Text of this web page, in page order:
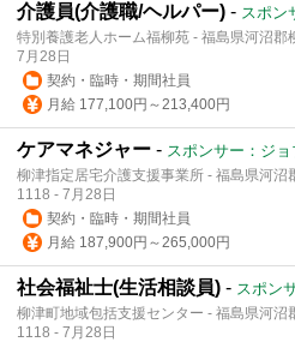
介護員(介護職/ヘルパー) - スポン
特別養護老人ホーム福柳苑 - 福島県河沼
7月28日
契約・臨時・期間社員
月給 177,100円～213,400円
ケアマネジャー - スポンサー：ジ
柳津指定居宅介護支援事業所 - 福島県河沼
1118 - 7月28日
契約・臨時・期間社員
月給 187,900円～265,000円
社会福祉士(生活相談員) - スポン
柳津町地域包括支援センター - 福島県河沼
1118 - 7月28日